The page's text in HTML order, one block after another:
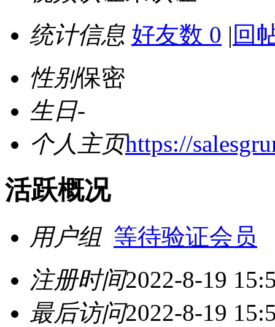
统计信息 好友数 0 | 回
性别保密
生日-
个人主页https://
活跃概况
用户组 等待验证会员
注册时间2022-8-19
最后访问2022-8-19